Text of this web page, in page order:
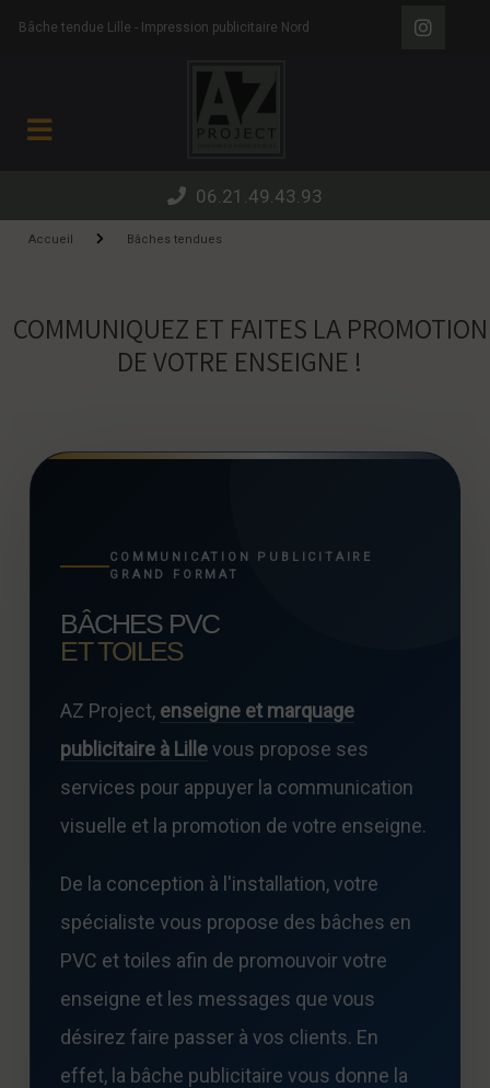
Bâche tendue Lille - Impression publicitaire Nord
06.21.49.43.93
Accueil Bâches tendues
COMMUNIQUEZ ET FAITES LA PROMOTION
DE VOTRE ENSEIGNE !
COMMUNICATION PUBLICITAIRE
GRAND FORMAT
BÂCHES PVC
ET TOILES
AZ Project, enseigne et marquage
publicitaire à Lillevous propose ses
services pour appuyer la communication
visuelle et la promotion de votre enseigne.
De la conception à l'installation, votre
spécialiste vous propose des bâches en
PVC et toiles afin de promouvoir votre
enseigne et les messages que vous
désirez faire passer à vos clients. En
effet, la bâche publicitaire vous donne la